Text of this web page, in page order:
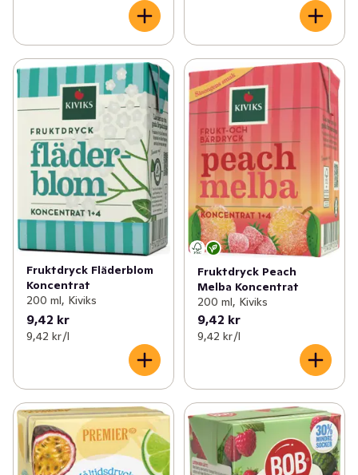
Fruktdryck Fläderblom
Koncentrat
200 ml, Kiviks
9,42 kr
9,42 kr /l
Fruktdryck Peach
Melba Koncentrat
200 ml, Kiviks
9,42 kr
9,42 kr /l